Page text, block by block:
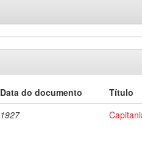
Data do documento Título
1927